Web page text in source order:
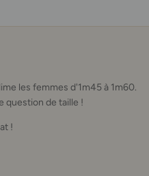
les femmes d'1m45 à 1m60.
question de taille !
!